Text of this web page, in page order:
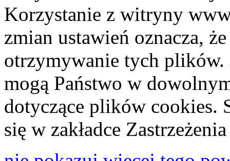
Korzystanie z witryny
zmian ustawień oznacza,
otrzymywanie tych plików.
mogą Państwo w
dotyczące plików cookies.
się w zakładce